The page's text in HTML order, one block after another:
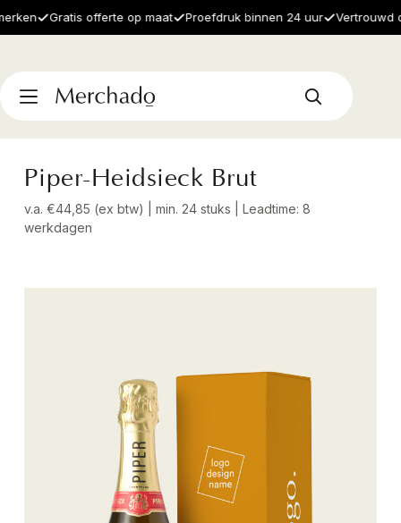
Gratis offerte op maat Proefdruk binnen 24 uur Vertrouwd
Piper-Heidsieck Brut
v.a. €44,85 (ex btw) | min. 24 stuks | Leadtime: 8
werkdagen